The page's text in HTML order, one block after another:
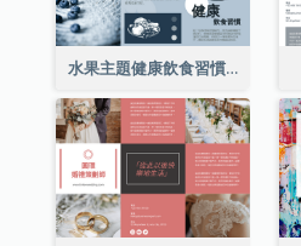
水果主題健康飲食習慣小冊子